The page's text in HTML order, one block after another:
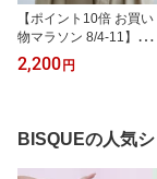
【ポイント10倍 お買い
物マラソン 8/4-11】【楽
天1位】 【公式 / 有料ギ
フトラッピング対応商
ラワー Angry Machiko
ower 真知子 ピンク ブル
ー イエロー 12cm 11cm
2,200 円
BISQUEの人気